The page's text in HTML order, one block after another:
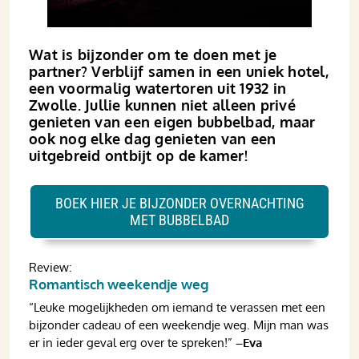
Wat is bijzonder om te doen met je
partner? Verblijf samen in een uniek hotel,
een voormalig watertoren uit 1932 in
Zwolle. Jullie kunnen niet alleen privé
genieten van een eigen bubbelbad, maar
ook nog elke dag genieten van een
uitgebreid ontbijt op de kamer!
Review:
Romantisch weekendje weg
“Leuke mogelijkheden om iemand te verassen met een
bijzonder cadeau of een weekendje weg. Mijn man was
er in ieder geval erg over te spreken!” –Eva
BOEK HIER JE BIJZONDER OVERNACHTING
MET BUBBELBAD